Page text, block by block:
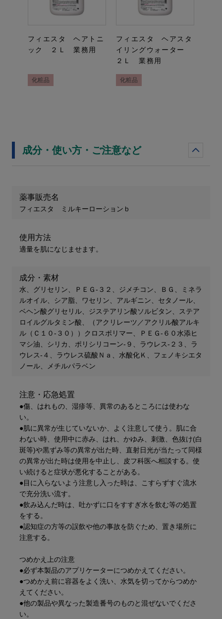
フィエスタ ヘアトニ
ック ２Ｌ 業務用
化粧品
フィエスタ ヘアスタ
イリングウォーター
２Ｌ 業務用
化粧品
成分・使い方・ご注意など
薬事販売名
フィエスタ ミルキーローションｂ
使用方法
適量を肌になじませます。
成分・素材
水、グリセリン、ＰＥＧ-３２、ジメチコン、ＢＧ、ミネラ
ルオイル、シア脂、ワセリン、アルギニン、セタノール、
ベヘン酸グリセリル、ジステアリン酸ソルビタン、ステア
ロイルグルタミン酸、（アクリレーツ／アクリル酸アルキ
ル（Ｃ１０-３０））クロスポリマー、ＰＥＧ-６０水添ヒ
マシ油、シリカ、ポリシリコーン-９、ラウレス-２３、ラ
ウレス-４、ラウレス硫酸Ｎａ、水酸化Ｋ、フェノキシエタ
ノール、メチルパラベン
注意・応急処置
●傷、はれもの、湿疹等、異常のあるところには使わな
い。
●肌に異常が生じていないか、よく注意して使う。肌に合
わない時、使用中に赤み、はれ、かゆみ、刺激、色抜け(白
斑等)や黒ずみ等の異常が出た時、直射日光が当たって同様
の異常が出た時は使用を中止し、皮フ科医へ相談する。使
い続けると症状が悪化することがある。
●目に入らないよう注意し入った時は、こすらずすぐ流水
で充分洗い流す。
●飲み込んだ時は、吐かずに口をすすぎ水を飲む等の処置
をする。
●認知症の方等の誤飲や他の事故を防ぐため、置き場所に
注意する。
つめかえ上の注意
●必ず本製品のアプリケーターにつめかえてください。
●つめかえ前に容器をよく洗い、水気を切ってからつめか
えてください。
●他の製品や異なった製造番号のものと混ぜないでくださ
い。